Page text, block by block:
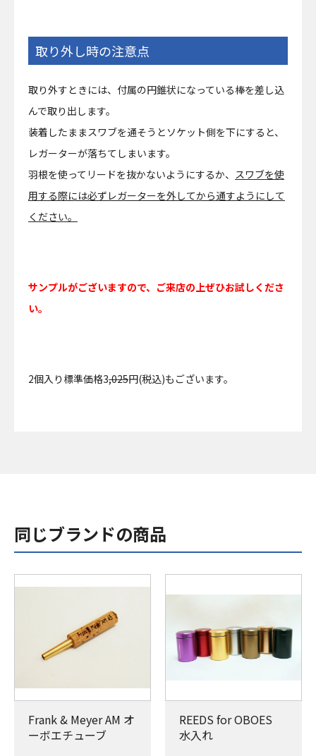
取り外し時の注意点
取り外すときには、付属の円錐状になっている棒を差し込
んで取り出します。
装着したままスワブを通そうとソケット側を下にすると、
レガーターが落ちてしまいます。
羽根を使ってリードを抜かないようにするか、 スワブを使
用する際には必ずレガーターを外してから通すようにして
ください。
サンプルがございますので、ご来店の上ぜひお試しくださ
い。
2個入り標準価格3,025円(税込)もございます。
同じブランドの商品
Frank & Meyer AM オ
ーボエチューブ
REEDS for OBOES
水入れ